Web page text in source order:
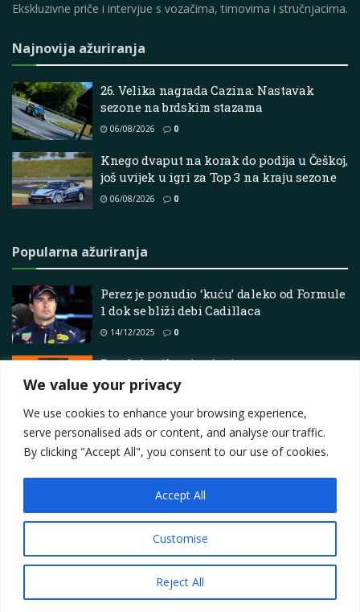
We value your privacy
We use cookies to enhance your browsing experience,
serve personalised ads or content, and analyse our traffic.
By clicking "Accept All", you consent to our use of cookies.
Customise
Reject All
Accept All
Ekskluzivne priče i intervjue s vozačima, timovima i stručnjacima.
Najnovija ažuriranja
26. Velika nagrada Cazina: Nastavak
sezone na brdskim stazama
06/08/2026 0
Knego dvaput na korak do podija u Češkoj,
još uvijek u igri za Top 3 na kraju sezone
06/08/2026 0
Popularna ažuriranja
Perez je ponudio ‘kuću’ daleko od Formule
1 dok se bliži debi Cadillaca
14/12/2025 0
Pregled svih priopćenja
24/01/2026 0
Contact
Privacy Policy
Terms Marketing i oglašavanje